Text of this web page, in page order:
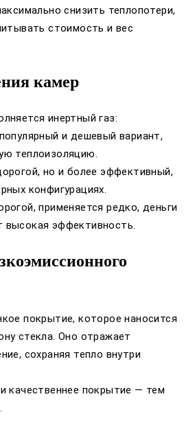
снизить теплопотери,
стоимость и вес
камер
инертный газ:
и дешевый вариант,
теплоизоляцию.
но и более эффективный,
конфигурациях.
применяется редко, деньги
эффективность.
покрытие, которое наносится
стекла. Оно отражает
сохраняя тепло внутри
качественнее покрытие — тем